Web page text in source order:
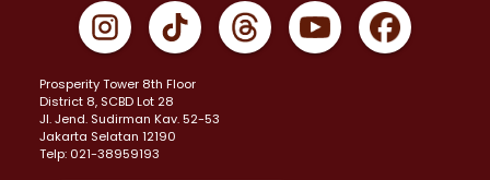
Prosperity Tower 8th Floor
District 8, SCBD Lot 28
JI. Jend. Sudirman Kav. 52-53
Jakarta Selatan 12190
Telp: 021-38959193